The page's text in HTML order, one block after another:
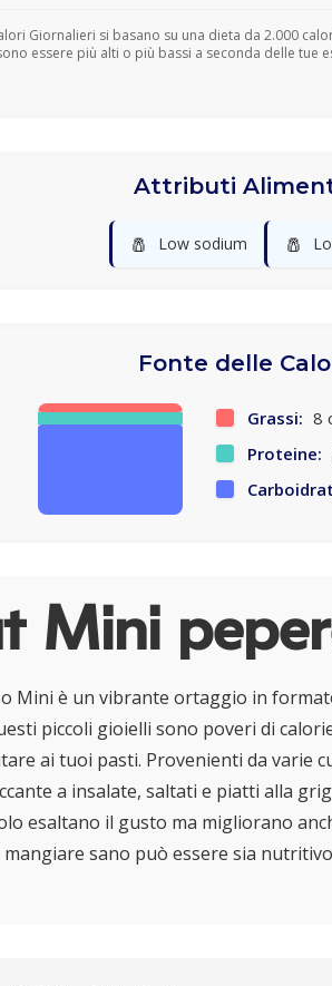
Giornalieri si basano su una dieta da 2.000
essere più alti o più bassi a seconda delle tue
Attributi
🧂 Low sodium 🧂
Fonte delle
Grassi: 8
Proteine:
Mini
Mini è un vibrante ortaggio in
piccoli gioielli sono poveri di
ai tuoi pasti. Provenienti da varie
a insalate, saltati e piatti alla
esaltano il gusto ma migliorano
sano può essere sia